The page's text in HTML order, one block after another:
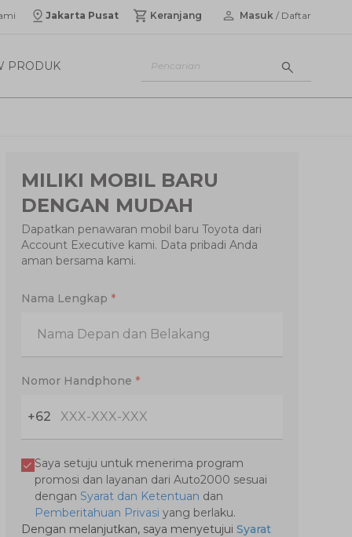
Jakarta Pusat Keranjang Masuk / Daftar
PRODUK
MILIKI MOBIL BARU
DENGAN MUDAH
Dapatkan penawaran mobil baru Toyota dari
Account Executive kami. Data pribadi Anda
aman bersama kami.
Nama Lengkap *
Nomor Handphone *
+62
Saya setuju untuk menerima program
promosi dan layanan dari Auto2000 sesuai
dengan Syarat dan Ketentuan dan
Pemberitahuan Privasi yang berlaku.
Dengan melanjutkan, saya menyetujui Syarat